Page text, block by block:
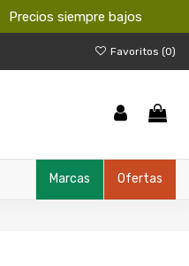
Precios siempre bajos
Favoritos (0)
Ofertas
Marcas